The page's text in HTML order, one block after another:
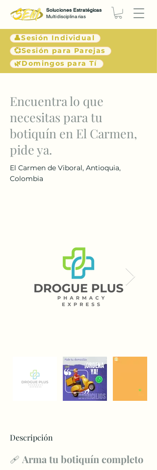
👤Sesión Individual
💞Sesión para Parejas
🌿Domingos para Tí
Soluciones Estratégicas
Multidisciplinarias
< Atrás
Encuentra lo que
necesitas para tu
botiquín en El Carmen,
pide ya.
El Carmen de Viboral, Antioquia,
Colombia
Descripción
🩹 Arma tu botiquín completo